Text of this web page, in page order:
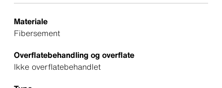
Materiale
Fibersement
Overflatebehandling og overflate
Ikke overflatebehandlet